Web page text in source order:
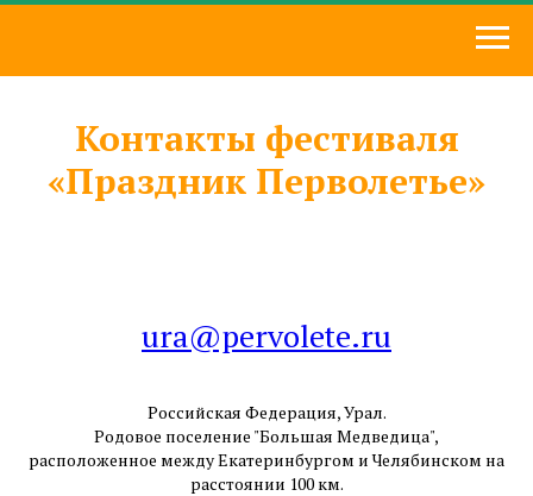
Контакты фестиваля
«Праздник Перволетье»
ura@pervolete.ru
Российская Федерация, Урал.
Родовое поселение "Большая Медведица",
расположенное между Екатеринбургом и Челябинском на
расстоянии 100 км.